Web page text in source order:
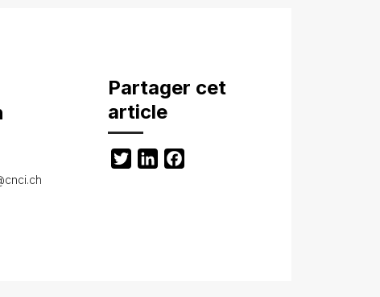
Partager cet
article
TwitterLinkedIn